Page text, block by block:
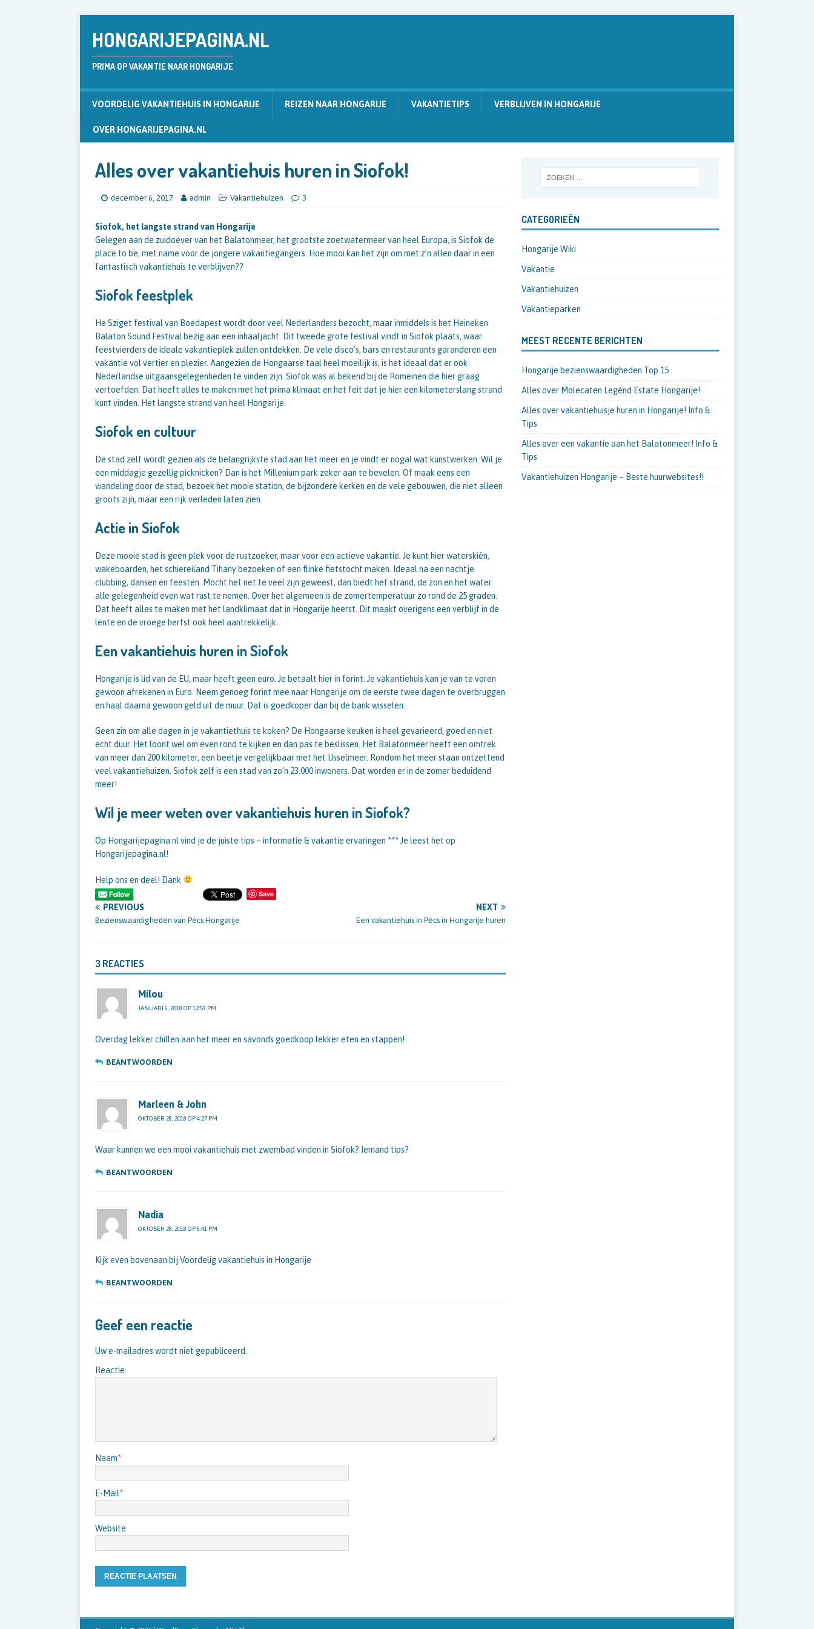
HONGARIJEPAGINA.NL
PRIMA OP VAKANTIE NAAR HONGARIJE
VOORDELIG VAKANTIEHUIS IN HONGARIJE REIZEN NAAR HONGARIJE VAKANTIETIPS VERBLIJVEN IN HONGARIJE
OVER HONGARIJEPAGINA.NL
Alles over vakantiehuis huren in Siofok!
december 6, 2017 admin Vakantiehuizen 3
Siofok, het langste strand van Hongarije
Gelegen aan de zuidoever van het Balatonmeer, het grootste zoetwatermeer van heel Europa, is Siofok de
place to be, met name voor de jongere vakantiegangers. Hoe mooi kan het zijn om met z’n allen daar in een
fantastisch vakantiehuis te verblijven??
Siofok feestplek
He Sziget festival van Boedapest wordt door veel Nederlanders bezocht, maar inmiddels is het Heineken
Balaton Sound Festival bezig aan een inhaaljacht. Dit tweede grote festival vindt in Siofok plaats, waar
feestvierders de ideale vakantieplek zullen ontdekken. De vele disco’s, bars en restaurants garanderen een
vakantie vol vertier en plezier. Aangezien de Hongaarse taal heel moeilijk is, is het ideaal dat er ook
Nederlandse uitgaansgelegenheden te vinden zijn. Siofok was al bekend bij de Romeinen die hier graag
vertoefden. Dat heeft alles te maken met het prima klimaat en het feit dat je hier een kilometerslang strand
kunt vinden. Het langste strand van heel Hongarije.
Siofok en cultuur
De stad zelf wordt gezien als de belangrijkste stad aan het meer en je vindt er nogal wat kunstwerken. Wil je
een middagje gezellig picknicken? Dan is het Millenium park zeker aan te bevelen. Of maak eens een
wandeling door de stad, bezoek het mooie station, de bijzondere kerken en de vele gebouwen, die niet alleen
groots zijn, maar een rijk verleden laten zien.
Actie in Siofok
Deze mooie stad is geen plek voor de rustzoeker, maar voor een actieve vakantie. Je kunt hier waterskiën,
wakeboarden, het schiereiland Tihany bezoeken of een flinke fietstocht maken. Ideaal na een nachtje
clubbing, dansen en feesten. Mocht het net te veel zijn geweest, dan biedt het strand, de zon en het water
alle gelegenheid even wat rust te nemen. Over het algemeen is de zomertemperatuur zo rond de 25 graden.
Dat heeft alles te maken met het landklimaat dat in Hongarije heerst. Dit maakt overigens een verblijf in de
lente en de vroege herfst ook heel aantrekkelijk.
Een vakantiehuis huren in Siofok
Hongarije is lid van de EU, maar heeft geen euro. Je betaalt hier in forint. Je vakantiehuis kan je van te voren
gewoon afrekenen in Euro. Neem genoeg forint mee naar Hongarije om de eerste twee dagen te overbruggen
en haal daarna gewoon geld uit de muur. Dat is goedkoper dan bij de bank wisselen.
Geen zin om alle dagen in je vakantiethuis te koken? De Hongaarse keuken is heel gevarieerd, goed en niet
echt duur. Het loont wel om even rond te kijken en dan pas te beslissen. Het Balatonmeer heeft een omtrek
van meer dan 200 kilometer, een beetje vergelijkbaar met het IJsselmeer. Rondom het meer staan ontzettend
veel vakantiehuizen. Siofok zelf is een stad van zo’n 23.000 inwoners. Dat worden er in de zomer beduidend
meer!
Wil je meer weten over vakantiehuis huren in Siofok?
Op Hongarijepagina.nl vind je de juiste tips – informatie & vakantie ervaringen *** Je leest het op
Hongarijepagina.nl!
Help ons en deel! Dank
Save
PREVIOUS
Bezienswaardigheden van Pécs Hongarije
NEXT
Een vakantiehuis in Pécs in Hongarije huren
3 REACTIES
Milou
JANUARI 6, 2018 OP 12:59 PM
Overdag lekker chillen aan het meer en savonds goedkoop lekker eten en stappen!
BEANTWOORDEN
Marleen & John
OKTOBER 28, 2018 OP 4:27 PM
Waar kunnen we een mooi vakantiehuis met zwembad vinden in Siofok? Iemand tips?
BEANTWOORDEN
Nadia
OKTOBER 28, 2018 OP 6:41 PM
Kijk even bovenaan bij Voordelig vakantiehuis in Hongarije
BEANTWOORDEN
Geef een reactie
Uw e-mailadres wordt niet gepubliceerd.
Reactie
Naam*
E-Mail*
Website
CATEGORIEËN
Hongarije Wiki
Vakantie
Vakantiehuizen
Vakantieparken
MEEST RECENTE BERICHTEN
Hongarije bezienswaardigheden Top 15
Alles over Molecaten Legénd Estate Hongarije!
Alles over vakantiehuisje huren in Hongarije! Info &
Tips
Alles over een vakantie aan het Balatonmeer! Info &
Tips
Vakantiehuizen Hongarije – Beste huurwebsites!!
w.hongarije
pagina.nl/v
akantiehuis-
siofok-
huren">